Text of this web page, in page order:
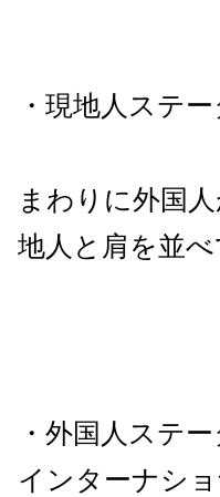
・現地人ステ
まわりに外国
地人と肩を並べ
・外国人ステ
インターナシ